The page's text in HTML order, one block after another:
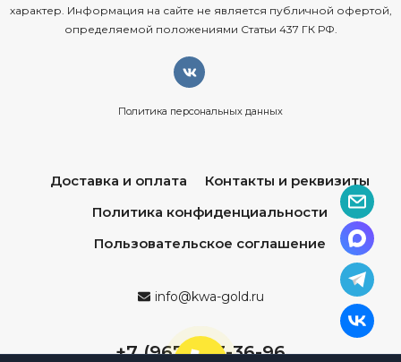
характер. Информация на сайте не является публичной офертой,
определяемой положениями Статьи 437 ГК РФ.
Политика персональных данных
Доставка и оплата
Контакты и реквизиты
Политика конфиденциальности
Пользовательское соглашение
info@kwa-gold.ru
+7 (967) 013-36-96